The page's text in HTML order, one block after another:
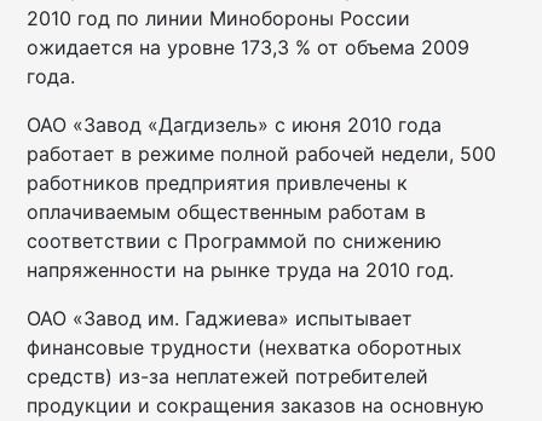
2010 год по линии Минобороны России
ожидается на уровне 173,3 % от объема 2009
года.
ОАО «Завод «Дагдизель» с июня 2010 года
работает в режиме полной рабочей недели, 500
работников предприятия привлечены к
оплачиваемым общественным работам в
соответствии с Программой по снижению
напряженности на рынке труда на 2010 год.
ОАО «Завод им. Гаджиева» испытывает
финансовые трудности (нехватка оборотных
средств) из-за неплатежей потребителей
продукции и сокращения заказов на основную